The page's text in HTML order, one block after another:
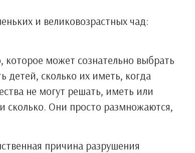
и великовозрастных чад:
которое может сознательно выбрать
детей, сколько их иметь, когда
не могут решать, иметь или
сколько. Они просто размножаются,
причина разрушения